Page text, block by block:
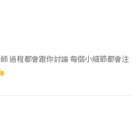
過程都會跟你討論 每個小細節都會注